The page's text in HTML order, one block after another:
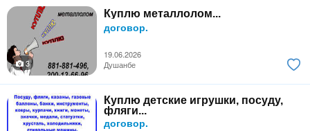
Куплю металлолом...
договор.
19.06.2026
3
Душанбе
Куплю детские игрушки, посуду,
фляги...
договор.